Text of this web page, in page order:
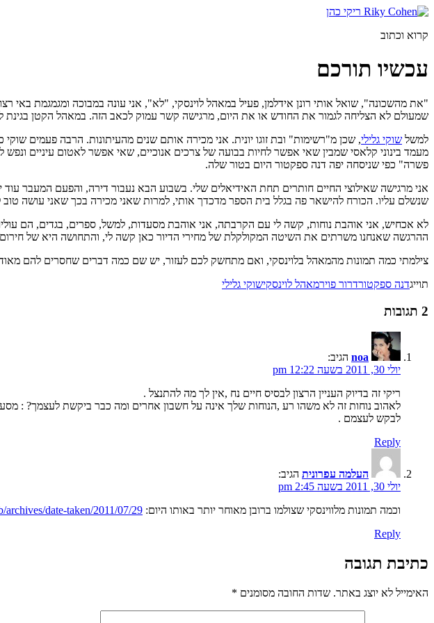
דלג
קרוא וכתוב
עכשיו תורכם
"את מהשכונה", שואל אותי רונן אידלמן, פעיל במאהל לוינסקי, "לא", אני עונה במבוכה ומגמגמת באי
שמעולם לא הצליחה לגמור את החודש או את היום, מרגישה קשר עמוק לכאב הזה. במאהל הקטן בגינת
למשל שוקי גלילי, שכן מ"רשימות" ובת זוגו יונית. אני מכירה אותם שנים מהעיתונות. הרבה פעמים
מעמד בינוני קלאסי שמבין שאי אפשר לחיות בבועה של צרכים אנוכיים, שאי אפשר לאטום עיניים
פשרה" כפי שניסחה יפה דנה ספקטור היום בטור שלה.
אני מרגישה שאילוצי החיים חותרים תחת האידיאלים שלי. בשבוע הבא נעבור דירה, והפעם המעבר
שנשלם עליו. הכורח להישאר פה בגלל בית הספר מדכדך אותי, למרות שאני מכירה בכך שאני עושה
לא אכחיש, אני אוהבת נוחות, קשה לי עם הקרבתה, אני אוהבת מסעדות, למשל, ספרים, בגדים, הם
ההרגשה שאנחנו משרתים את השיטה המקולקלת של מחירי הדיור כאן קשה לי, והתחושה היא של חירום,
צילמתי כמה תמונות מהמאהל בלוינסקי, ואם מתחשק לכם לעזור, יש שם כמה דברים שחסרים להם
תוייגדנה ספקטורדרור פוירמאהל לוינסקישוקי גלילי
2 תגובות
noa הגיב:
יולי 30, 2011 בשעה 12:22 pm
ריקי זה בדיוק העניין הרצון לבסיס חיים נח ,אין לך מה להתנצל .
לאהוב נוחות זה לא משהו רע ,הנוחות שלך אינה על חשבון אחרים ומה כבר ביקשת לעצמך? :
לבקש לעצמם .
Reply
העלמה עפרונית הגיב:
יולי 30, 2011 בשעה 2:45 pm
וכמה תמונות מלווינסקי שצולמו ברובן מאוחר יותר באותו היום: date-taken/2011/07/29/
Reply
כתיבת תגובה
האימייל לא יוצג באתר. שדות החובה מסומנים *